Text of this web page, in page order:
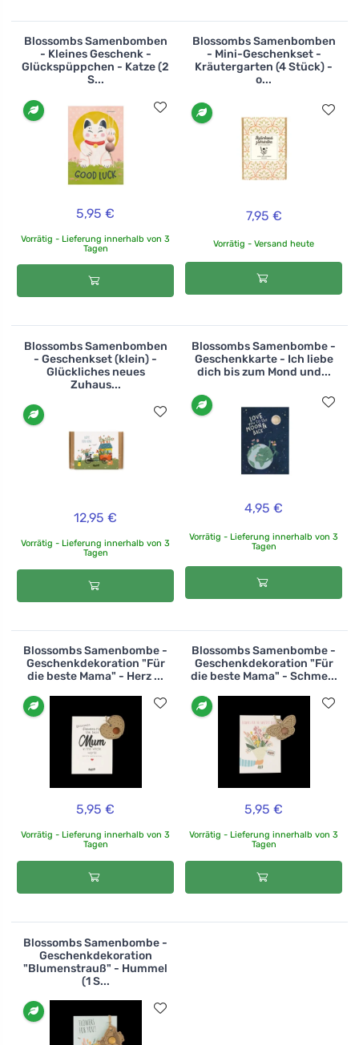
Blossombs Samenbomben
- Kleines Geschenk -
Glückspüppchen - Katze (2
S...
5,95 €
Vorrätig - Lieferung innerhalb von 3
Tagen
Blossombs Samenbomben
- Mini-Geschenkset -
Kräutergarten (4 Stück) -
o...
7,95 €
Vorrätig - Versand heute
Blossombs Samenbomben
- Geschenkset (klein) -
Glückliches neues
Zuhaus...
12,95 €
Vorrätig - Lieferung innerhalb von 3
Tagen
Blossombs Samenbombe -
Geschenkkarte - Ich liebe
dich bis zum Mond und...
4,95 €
Vorrätig - Lieferung innerhalb von 3
Tagen
Blossombs Samenbombe -
Geschenkdekoration "Für
die beste Mama" - Herz ...
5,95 €
Vorrätig - Lieferung innerhalb von 3
Tagen
Blossombs Samenbombe -
Geschenkdekoration "Für
die beste Mama" - Schme...
5,95 €
Vorrätig - Lieferung innerhalb von 3
Tagen
Blossombs Samenbombe -
Geschenkdekoration
"Blumenstrauß" - Hummel
(1 S...